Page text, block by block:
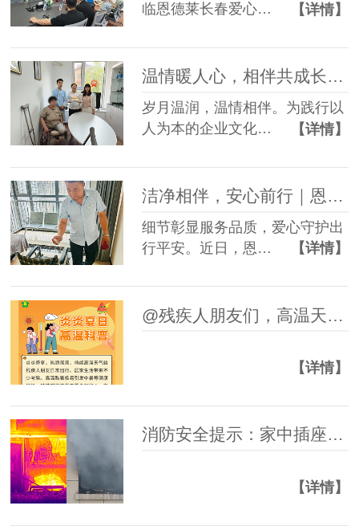
临恩德莱长春爱心…
【详情】
温情暖人心，相伴共成长——恩德莱邢台爱心店举办员工生日会
岁月温润，温情相伴。为践行以
人为本的企业文化…
【详情】
洁净相伴，安心前行｜恩德莱邯郸爱心店常态化开展轮椅养护服务
细节彰显服务品质，爱心守护出
行平安。近日，恩…
【详情】
@残疾人朋友们，高温天气防暑科普指南请查收~
【详情】
消防安全提示：家中插座起火，如何正确处理！
【详情】